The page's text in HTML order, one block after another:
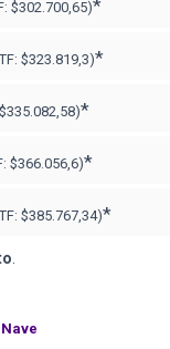
$302.700,65)*
$323.819,3)*
$335.082,58)*
$366.056,6)*
$385.767,34)*